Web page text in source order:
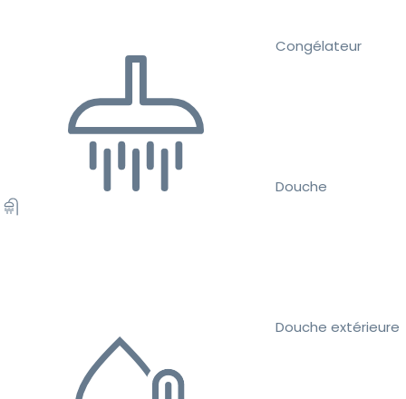
Congélateur
Douche
Douche extérieure